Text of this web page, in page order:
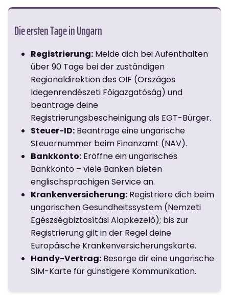
Die ersten Tage in Ungarn
Registrierung: Melde dich bei Aufenthalten
über 90 Tage bei der zuständigen
Regionaldirektion des OIF (Országos
Idegenrendészeti Főigazgatóság) und
beantrage deine
Registrierungsbescheinigung als EGT-Bürger.
Steuer-ID: Beantrage eine ungarische
Steuernummer beim Finanzamt (NAV).
Bankkonto: Eröffne ein ungarisches
Bankkonto – viele Banken bieten
englischsprachigen Service an.
Krankenversicherung: Registriere dich beim
ungarischen Gesundheitssystem (Nemzeti
Egészségbiztosítási Alapkezelő); bis zur
Registrierung gilt in der Regel deine
Europäische Krankenversicherungskarte.
Handy-Vertrag: Besorge dir eine ungarische
SIM-Karte für günstigere Kommunikation.